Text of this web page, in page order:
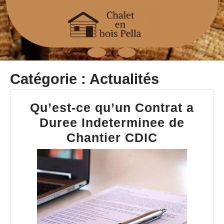
Skip
to
content
Open
Button
Catégorie : Actualités
Qu’est-ce qu’un Contrat a
Duree Indeterminee de
Chantier CDIC
ce
qu’un
Duree